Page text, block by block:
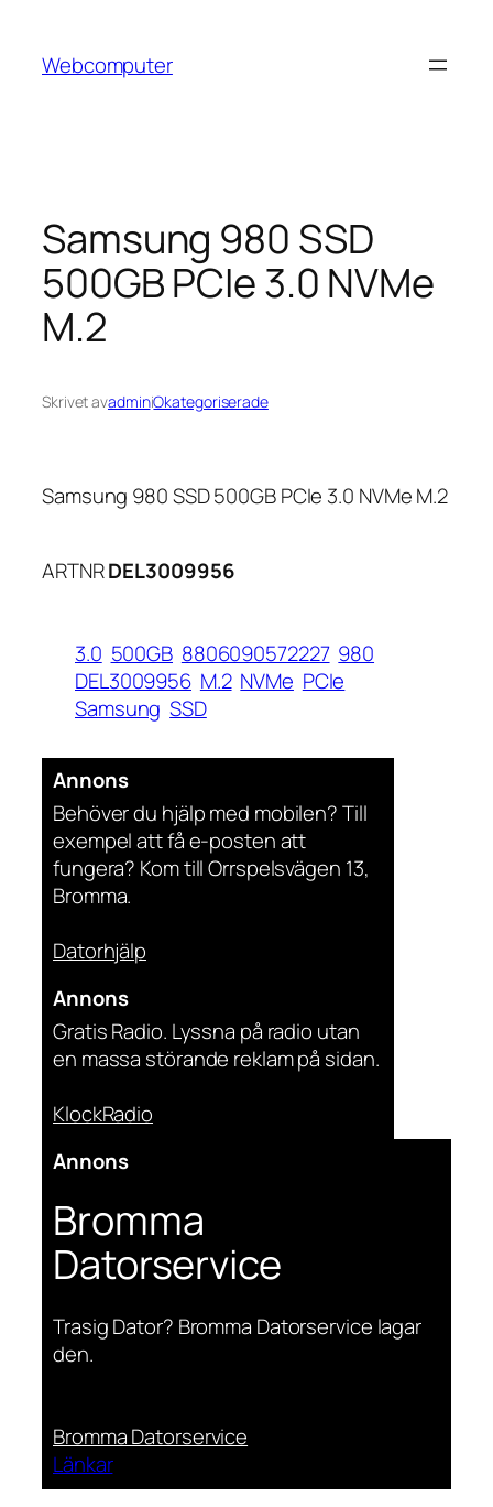
innehåll
Webcomputer
Samsung 980 SSD
500GB PCIe 3.0 NVMe
M.2
Skrivet avadminiOkategoriserade
Samsung 980 SSD 500GB PCIe 3.0 NVMe M.2
ARTNRDEL3009956
3.0 500GB 8806090572227 980
DEL3009956 M.2 NVMe PCIe
Samsung SSD
Annons
Behöver du hjälp med mobilen? Till
exempel att få e-posten att
fungera? Kom till Orrspelsvägen 13,
Bromma.
Datorhjälp
Annons
Gratis Radio. Lyssna på radio utan
en massa störande reklam på sidan.
KlockRadio
Annons
Bromma
Datorservice
Trasig Dator? Bromma Datorservice lagar
den.
Bromma Datorservice
Länkar